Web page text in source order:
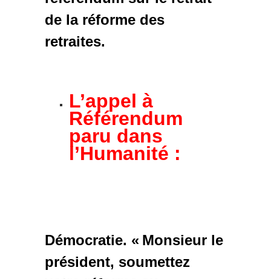
de la réforme des
retraites.
L’appel à
Référendum
paru dans
l’Humanité :
Démocratie. « Monsieur le
président, soumettez